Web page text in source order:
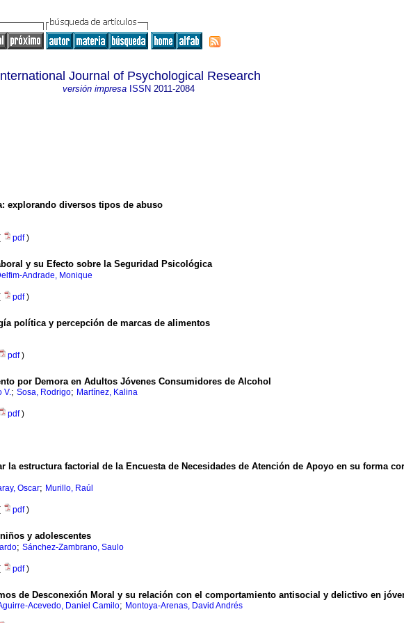
Journal of Psychological Research
versión impresa ISSN 2011-2084
explorando diversos tipos de abuso
pdf)
y su Efecto sobre la Seguridad Psicológica
Andrade, Monique
pdf)
política y percepción de marcas de alimentos
pdf)
por Demora en Adultos Jóvenes Consumidores de Alcohol
V.; Sosa, Rodrigo; Martínez, Kalina
pdf)
estructura factorial de la Encuesta de Necesidades de Atención de Apoyo en su forma
Oscar; Murillo, Raúl
pdf)
y adolescentes
; Sánchez-Zambrano, Saulo
pdf)
de Desconexión Moral y su relación con el comportamiento antisocial y delictivo en
Acevedo, Daniel Camilo; Montoya-Arenas, David Andrés